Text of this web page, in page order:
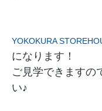
YOKOKURA
になります！
ご見学できますの
い♪